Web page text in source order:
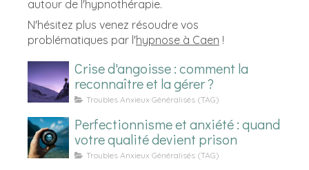
autour de l'hypnothérapie.
N'hésitez plus venez résoudre vos
problématiques par l'hypnose à Caen !
Crise d'angoisse : comment la
reconnaître et la gérer ?
Troubles Anxieux Généralisés (TAG)
Perfectionnisme et anxiété : quand
votre qualité devient prison
Troubles Anxieux Généralisés (TAG)